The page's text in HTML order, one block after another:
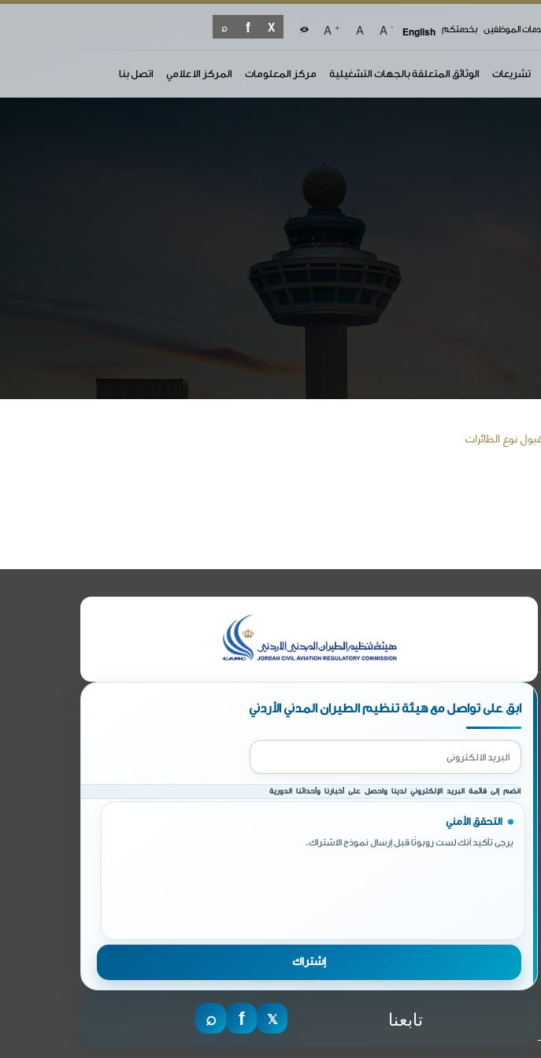
الموظفين بخدمتكم English
-
A
A
+
A
تشريعات الوثائق المتعلقة بالجهات التشغيلية مركز المعلومات المركز الاعلامي اتصل بنا
نوع الطائرات
ابق على تواصل مع هيئة تنظيم الطيران المدني الأردني
انضم إلى قائمة البريد الإلكتروني لدينا واحصل على أخبارنا وأحداثنا الدورية
التحقق الأمني
يرجى تأكيد أنك لست روبوتًا قبل إرسال نموذج الاشتراك.
تابعنا